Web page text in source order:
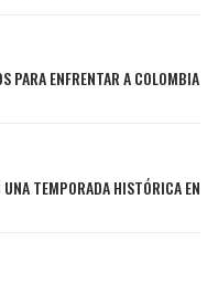
PARA ENFRENTAR A COLOMBIA
TEMPORADA HISTÓRICA EN